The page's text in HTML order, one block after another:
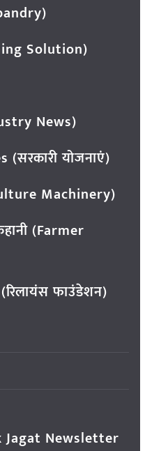
Solution)
News)
योजनाएं)
Machinery)
(Farmer
फाउंडेशन)
Jagat Newsletter